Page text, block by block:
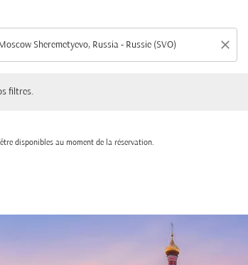
close
filtres.
disponibles au moment de la réservation.